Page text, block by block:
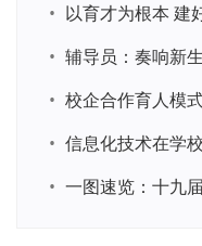
• 以育才为根本 建
• 辅导员：奏响新
•
•
• 一图速览：十九